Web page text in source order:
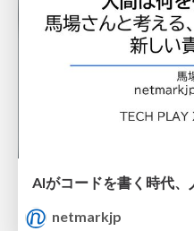
netmarkjp